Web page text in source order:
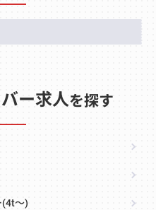
ー求人を探す
(4t～)